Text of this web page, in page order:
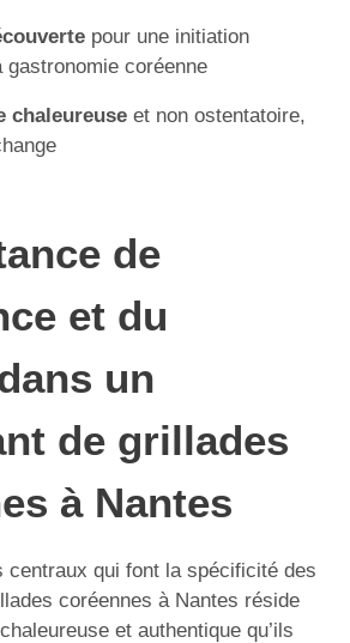
pour une initiation
gastronomie coréenne
chaleureuse et non ostentatoire,
de
et du
un
de grillades
à Nantes
centraux qui font la spécificité des
coréennes à Nantes réside
chaleureuse et authentique qu’ils